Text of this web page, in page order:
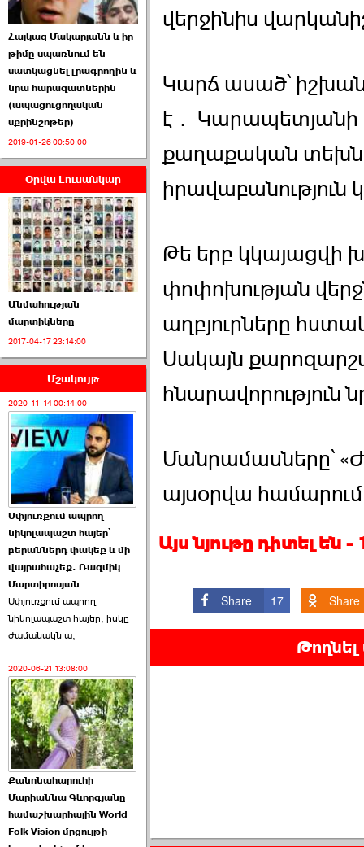
Սահմանադրական
դատարանը մերժեց ›››
2026-07-02 00:39:00
ՈՒՂԻՂ․ ԱԺ-ն
Կառավարության ›››
2026-07-01 00:52:00
ՍԴ-ն հուլիսի 1-ին
կհեռանա ›››
2026-07-01 00:08:00
Աննա Վարդապետյանն
ուղերձ է հղել ›››
2026-06-25 23:21:00
Պաշտոնակռիվը սկսված
է. «Հրապարակ» ›››
2026-06-25 17:13:00
ԱԺ նախագահի
Հայկազ Մակարյանն և իր
թիմը սպառնում են
սատկացնել լրագրողին և
նրա հարազատներին
(ապացուցողական
սքրինշոթեր)
2019-01-26 00:50:00
Օրվա Լուսանկար
Անմահության
մարտիկները
2017-04-17 23:14:00
Մշակույթ
2020-11-14 00:14:00
Սփյուռքում ապրող
նիկոլապաշտ հայեր՝
բերաններդ փակեք և մի
վայրահաչեք. Ռազմիկ
Մարտիրոսյան
Սփյուռքում ապրող
նիկոլապաշտ հայեր, իսկը
ժամանակն ա,
2020-06-21 13:08:00
Քանոնահարուհի
Մարիաննա Գևորգյանը
համաշխարհային World
Folk Vision մրցույթի
վերջինիս
Կարճ ասած՝
է․ Կարապետյանի
քաղաքական
իրավաբանություն
Թե երբ կկայացվի
փոփոխության
աղբյուրները
Սակայն
հնարավորություն
Մանրամասները՝
այսօրվա
Այս նյութը դիտել են
Share 17 Share
Թողնել